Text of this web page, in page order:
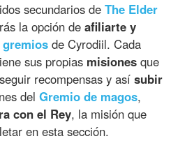
secundarios deThe Elder
la opción deafiliarte y
de Cyrodiil. Cada
sus propias misiones que
recompensas y asísubir
delGremio de magos,
con el Rey, la misión que
en esta sección.